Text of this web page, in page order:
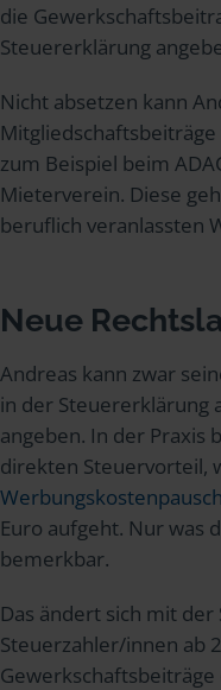
die
Steuererklärung
Nicht absetzen kann
zum Beispiel beim
Mieterverein. Diese
beruflich veranlassten
Neue
Andreas kann zwar
in der Steuererklärung
angeben. In der Praxis
direkten Steuervorteil,
Euro aufgeht. Nur was
bemerkbar.
Das ändert sich mit
Steuerzahler/innen ab